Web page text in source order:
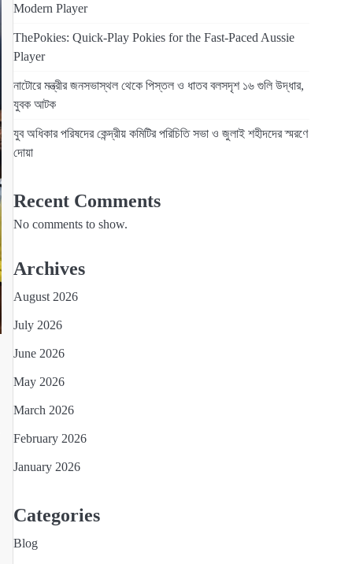
Modern Player
ThePokies: Quick‑Play Pokies for the Fast‑Paced Aussie
Player
নাটোরে মন্ত্রীর জনসভাস্থল থেকে পিস্তল ও ধাতব বলসদৃশ ১৬ গুলি উদ্ধার,
যুবক আটক
যুব অধিকার পরিষদের কেন্দ্রীয় কমিটির পরিচিতি সভা ও জুলাই শহীদদের স্মরণে
দোয়া
Recent Comments
No comments to show.
Archives
August 2026
July 2026
June 2026
May 2026
March 2026
February 2026
January 2026
Categories
Blog